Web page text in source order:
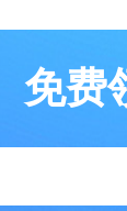
免费